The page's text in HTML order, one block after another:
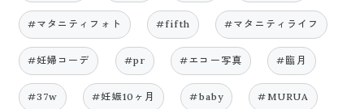
#マタニティフォト #fifth #マタニティライフ
#妊婦コーデ #pr #エコー写真 #臨月
#37w #妊娠10ヶ月 #baby #MURUA